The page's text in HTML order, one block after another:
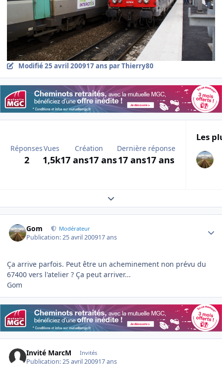
Modifié25 avril 200917 ans par Thierry80
Réponses
2
Vues
1,5k
Création
17 ans17 ans
Dernière réponse
17 ans17 ans
Les
Expand topic overview
Gom Modérateur
Publication:25 avril 200917 ans
Ça arrive parfois. Peut être un acheminement non prévu du
67400 vers l'atelier ? Ça peut arriver...
Gom
Invité MarcM Invités
Publication:25 avril 200917 ans